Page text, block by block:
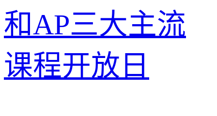
和AP三大主流
课程开放日